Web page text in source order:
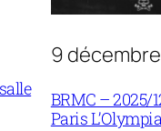
9
BRMC – 2025/
Paris